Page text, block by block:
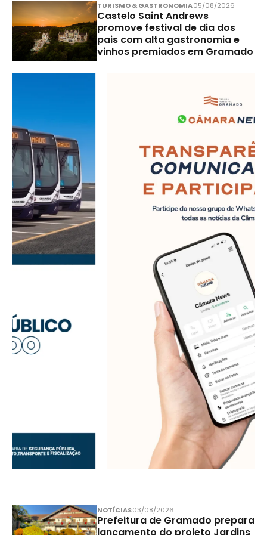
TURISMO & GASTRONOMIA05/08/2026
Castelo Saint Andrews
promove festival de dia dos
pais com alta gastronomia e
vinhos premiados em Gramado
NOTÍCIAS03/08/2026
Prefeitura de Gramado prepara
lançamento do projeto Jardins